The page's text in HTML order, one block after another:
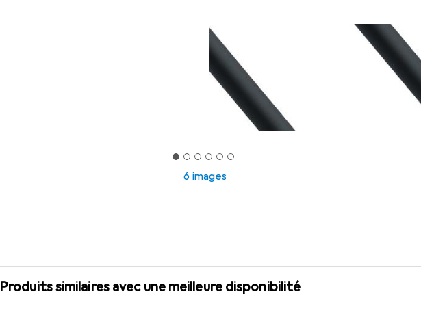
6 images
Produits similaires avec une meilleure disponibilité